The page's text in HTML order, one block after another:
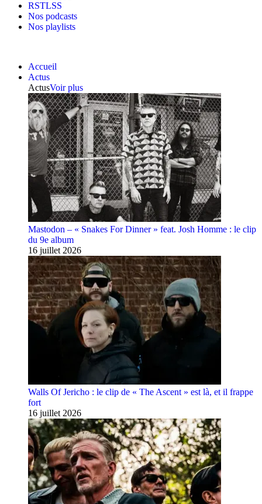
RSTLSS
Nos podcasts
Nos playlists
Accueil
Actus
ActusVoir plus
Mastodon – « Snakes For Dinner » feat. Josh Homme : le clip
du 9e album
16 juillet 2026
Walls Of Jericho : le clip de « The Ascent » est là, et il frappe
fort
16 juillet 2026